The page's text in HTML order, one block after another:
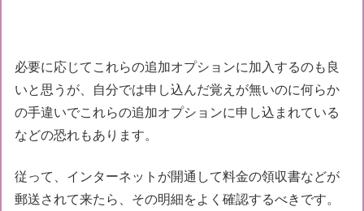
必要に応じてこれらの追加オプションに加入するのも良
いと思うが、自分では申し込んだ覚えが無いのに何らか
の手違いでこれらの追加オプションに申し込まれている
などの恐れもあります。
従って、インターネットが開通して料金の領収書などが
郵送されて来たら、その明細をよく確認するべきです。